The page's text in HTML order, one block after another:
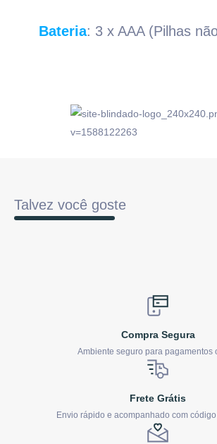
Bateria: 3 x AAA (Pilhas
Talvez você goste
Compra Segura
Ambiente seguro para pagamentos
Frete Grátis
Envio rápido e acompanhado com